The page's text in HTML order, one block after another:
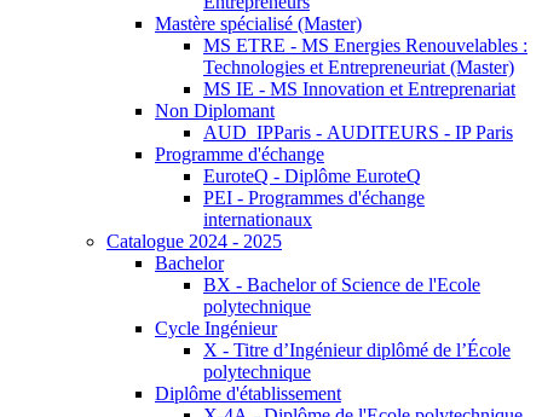
Mastère spécialisé (Master)
MS ETRE - MS Energies Renouvelables :
Technologies et Entrepreneuriat (Master)
MS IE - MS Innovation et Entreprenariat
Non Diplomant
AUD_IPParis - AUDITEURS - IP Paris
Programme d'échange
EuroteQ - Diplôme EuroteQ
PEI - Programmes d'échange
internationaux
Catalogue 2024 - 2025
Bachelor
BX - Bachelor of Science de l'Ecole
polytechnique
Cycle Ingénieur
X - Titre d’Ingénieur diplômé de l’École
polytechnique
Diplôme d'établissement